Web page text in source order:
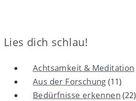
Lies dich schlau!
Achtsamkeit & Meditation
Aus der Forschung (11)
Bedürfnisse erkennen (22)